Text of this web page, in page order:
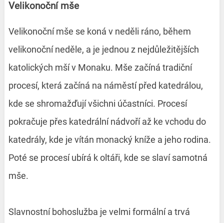
Velikonoční mše
Velikonoční mše se koná v neděli ráno, během
velikonoční neděle, a je jednou z nejdůležitějších
katolických mší v Monaku. Mše začíná tradiční
procesí, která začíná na náměstí před katedrálou,
kde se shromažďují všichni účastníci. Procesí
pokračuje přes katedrální nádvoří až ke vchodu do
katedrály, kde je vítán monacký kníže a jeho rodina.
Poté se procesí ubírá k oltáři, kde se slaví samotná
mše.
Slavnostní bohoslužba je velmi formální a trvá